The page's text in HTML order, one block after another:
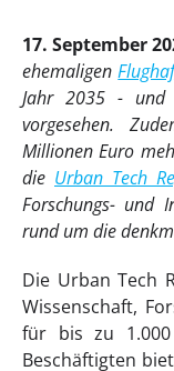
17. September
ehemaligen
Jahr 2035 - und
vorgesehen.
Millionen Euro
die Urban Tech
Forschungs- und
rund um die
Die Urban Tech
Wissenschaft,
für bis zu
Beschäftigten